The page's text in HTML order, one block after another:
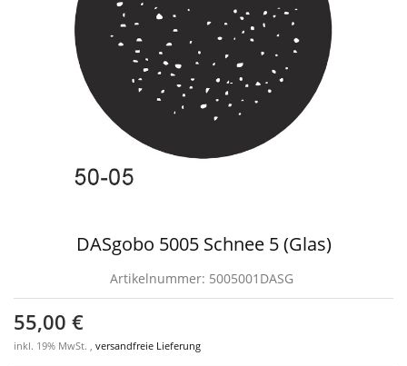
DASgobo 5005 Schnee 5 (Glas)
Artikelnummer: 5005001DASG
55,00 €
inkl. 19% MwSt. , versandfreie Lieferung